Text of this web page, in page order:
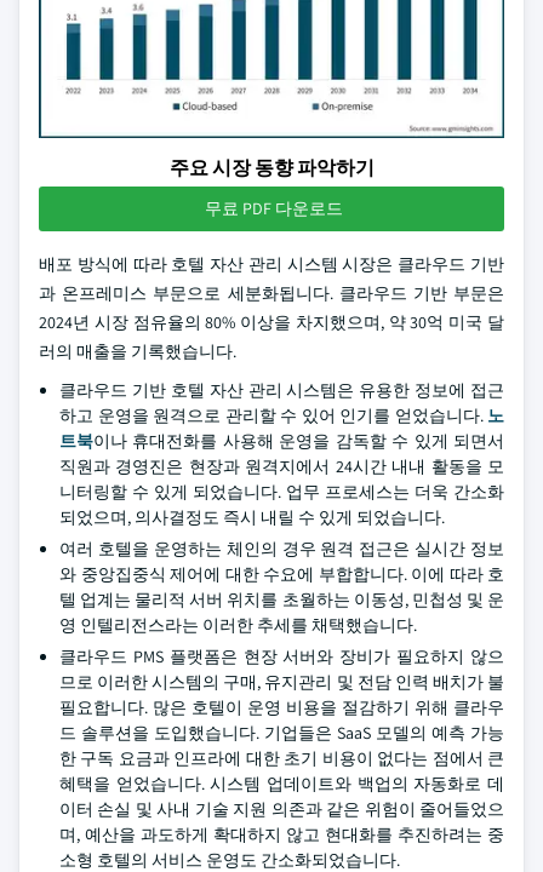
주요 시장 동향 파악하기
무료 PDF 다운로드
배포 방식에 따라 호텔 자산 관리 시스템 시장은 클라우드 기반
과 온프레미스 부문으로 세분화됩니다. 클라우드 기반 부문은
2024년 시장 점유율의 80% 이상을 차지했으며, 약 30억 미국 달
러의 매출을 기록했습니다.
클라우드 기반 호텔 자산 관리 시스템은 유용한 정보에 접근
하고 운영을 원격으로 관리할 수 있어 인기를 얻었습니다. 노
트북이나 휴대전화를 사용해 운영을 감독할 수 있게 되면서
직원과 경영진은 현장과 원격지에서 24시간 내내 활동을 모
니터링할 수 있게 되었습니다. 업무 프로세스는 더욱 간소화
되었으며, 의사결정도 즉시 내릴 수 있게 되었습니다.
여러 호텔을 운영하는 체인의 경우 원격 접근은 실시간 정보
와 중앙집중식 제어에 대한 수요에 부합합니다. 이에 따라 호
텔 업계는 물리적 서버 위치를 초월하는 이동성, 민첩성 및 운
영 인텔리전스라는 이러한 추세를 채택했습니다.
클라우드 PMS 플랫폼은 현장 서버와 장비가 필요하지 않으
므로 이러한 시스템의 구매, 유지관리 및 전담 인력 배치가 불
필요합니다. 많은 호텔이 운영 비용을 절감하기 위해 클라우
드 솔루션을 도입했습니다. 기업들은 SaaS 모델의 예측 가능
한 구독 요금과 인프라에 대한 초기 비용이 없다는 점에서 큰
혜택을 얻었습니다. 시스템 업데이트와 백업의 자동화로 데
이터 손실 및 사내 기술 지원 의존과 같은 위험이 줄어들었으
며, 예산을 과도하게 확대하지 않고 현대화를 추진하려는 중
소형 호텔의 서비스 운영도 간소화되었습니다.